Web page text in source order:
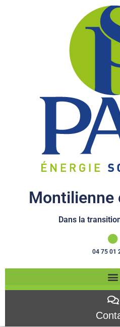
Montilienne
Dans la
04 75 01